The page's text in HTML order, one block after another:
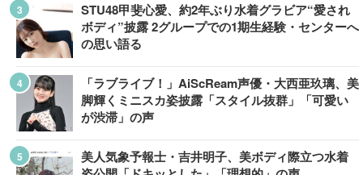
STU48甲斐心愛、約2年ぶり水着グラビア“愛され
ボディ”披露 2グループでの1期生経験・センターへ
の思い語る
「ラブライブ！」AiScReam声優・大西亜玖璃、美
脚輝くミニスカ姿披露「スタイル抜群」「可愛い
が渋滞」の声
美人気象予報士・吉井明子、美ボディ際立つ水着